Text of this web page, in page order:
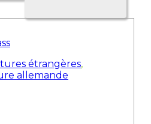
étrangères,
allemande